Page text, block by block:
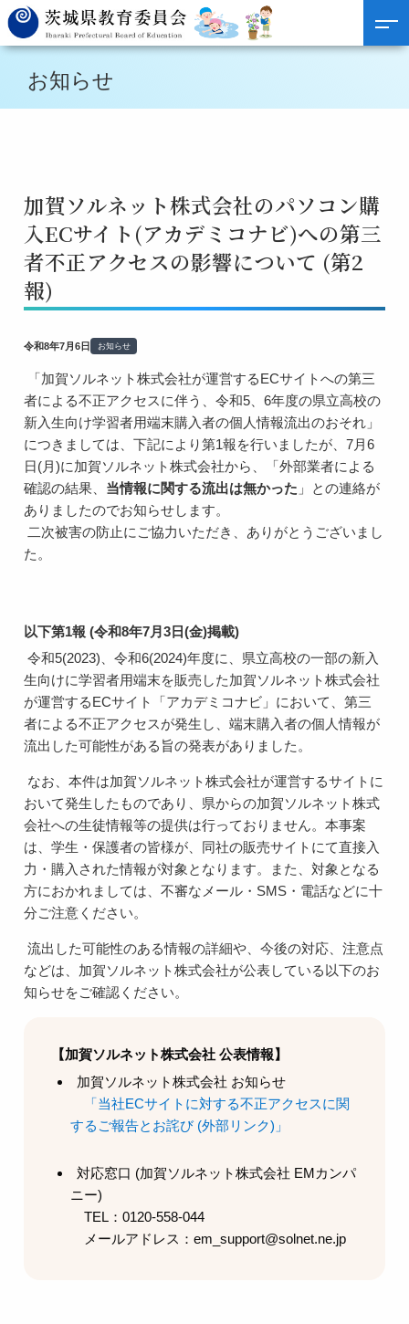
お知らせ
加賀ソルネット株式会社のパソコン購
入ECサイト(アカデミコナビ)への第三
者不正アクセスの影響について (第2
報)
令和8年7月6日 お知らせ
「加賀ソルネット株式会社が運営するECサイトへの第三
者による不正アクセスに伴う、令和5、6年度の県立高校の
新入生向け学習者用端末購入者の個人情報流出のおそれ」
につきましては、下記により第1報を行いましたが、7月6
日(月)に加賀ソルネット株式会社から、「外部業者による
確認の結果、 当情報に関する流出は無かった 」との連絡が
ありましたのでお知らせします。
二次被害の防止にご協力いただき、ありがとうございまし
た。
以下第1報 (令和8年7月3日(金)掲載)
令和5(2023)、令和6(2024)年度に、県立高校の一部の新入
生向けに学習者用端末を販売した加賀ソルネット株式会社
が運営するECサイト「アカデミコナビ」において、第三
者による不正アクセスが発生し、端末購入者の個人情報が
流出した可能性がある旨の発表がありました。
なお、本件は加賀ソルネット株式会社が運営するサイトに
おいて発生したものであり、県からの加賀ソルネット株式
会社への生徒情報等の提供は行っておりません。本事案
は、学生・保護者の皆様が、同社の販売サイトにて直接入
力・購入された情報が対象となります。また、対象となる
方におかれましては、不審なメール・SMS・電話などに十
分ご注意ください。
流出した可能性のある情報の詳細や、今後の対応、注意点
などは、加賀ソルネット株式会社が公表している以下のお
知らせをご確認ください。
【加賀ソルネット株式会社 公表情報】
加賀ソルネット株式会社 お知らせ
「当社ECサイトに対する不正アクセスに関
するご報告とお詫び (外部リンク)」
対応窓口 (加賀ソルネット株式会社 EMカンパ
ニー)
TEL：0120-558-044
メールアドレス：em_support@solnet.ne.jp